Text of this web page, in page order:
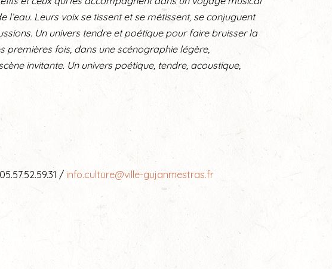
Leurs voix se tissent et se métissent, se conjuguent
Un univers tendre et poétique pour faire bruisser la
premières fois, dans une scénographie légère,
invitante. Un univers poétique, tendre, acoustique,
/ info.culture@ville-gujanmestras.fr